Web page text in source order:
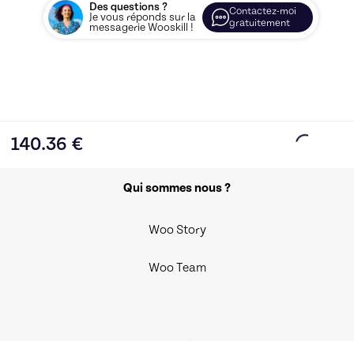
Des questions ?
Je vous réponds sur la
messagerie Wooskill !
Contactez-moi
gratuitement
140.36 €
Qui sommes nous ?
Woo Story
Woo Team